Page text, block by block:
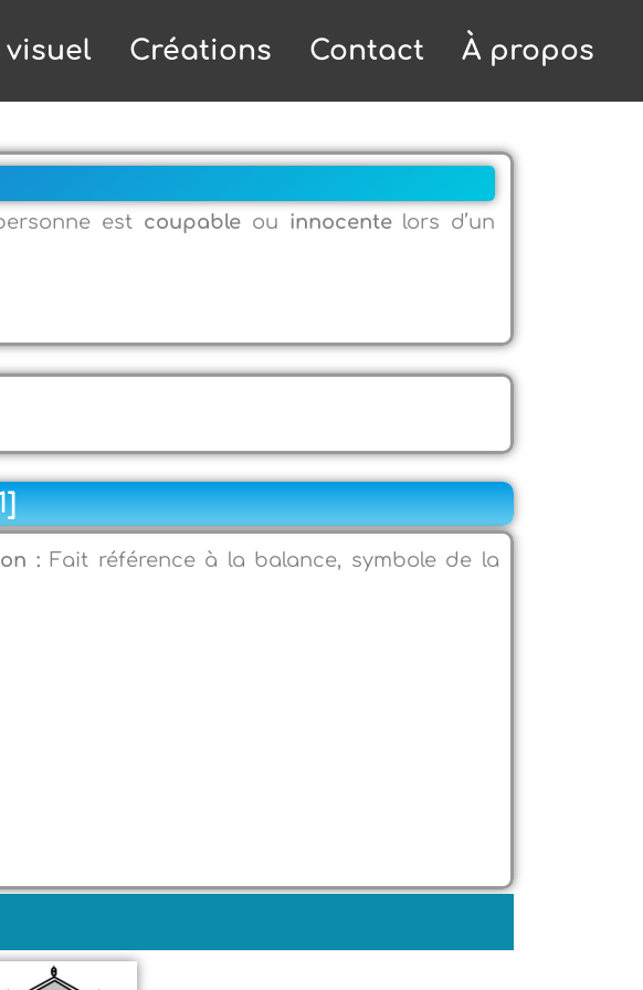
Créations Contact À propos
est coupableou innocentelors d’un
: Fait référence à la balance, symbole de la